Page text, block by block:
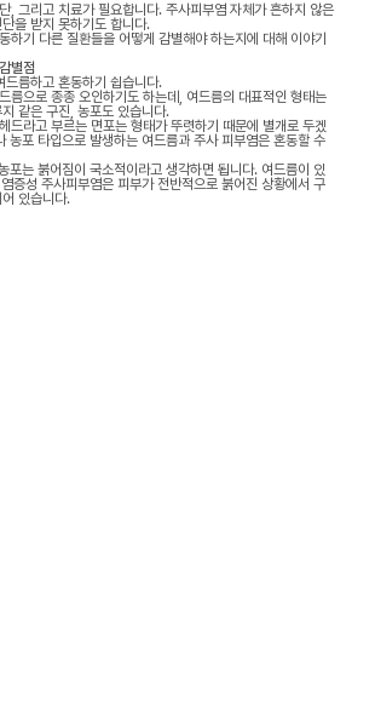
, 그리고 치료가 필요합니다. 주사피부염 자체가 흔하지 않은
을 받지 못하기도 합니다.
하기 다른 질환들을 어떻게 감별해야 하는지에 대해 이야기
별점
드름하고 혼동하기 쉽습니다.
름으로 종종 오인하기도 하는데, 여드름의 대표적인 형태는
같은 구진, 농포도 있습니다.
드라고 부르는 면포는 형태가 뚜렷하기 때문에 별개로 두겠
농포 타입으로 발생하는 여드름과 주사 피부염은 혼동할 수
포는 붉어짐이 국소적이라고 생각하면 됩니다. 여드름이 있
증성 주사피부염은 피부가 전반적으로 붉어진 상황에서 구
있습니다.